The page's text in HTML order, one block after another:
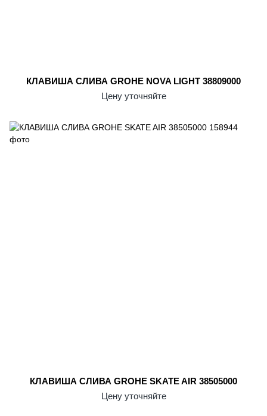
КЛАВИША СЛИВА GROHE NOVA LIGHT 38809000
Цену уточняйте
КЛАВИША СЛИВА GROHE SKATE AIR 38505000
Цену уточняйте